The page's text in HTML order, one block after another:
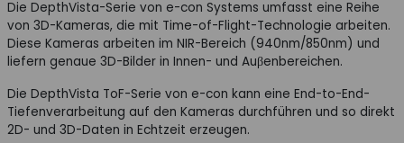
Die DepthVista-Serie von e-con Systems umfasst eine Reihe
von 3D-Kameras, die mit Time-of-Flight-Technologie arbeiten.
Diese Kameras arbeiten im NIR-Bereich (940nm/850nm) und
liefern genaue 3D-Bilder in Innen- und Auβenbereichen.
Die DepthVista ToF-Serie von e-con kann eine End-to-End-
Tiefenverarbeitung auf den Kameras durchführen und so direkt
2D- und 3D-Daten in Echtzeit erzeugen.